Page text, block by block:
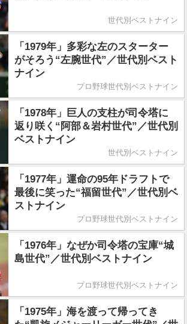
世代別ベストナイン
「1979年」多彩な左のスターター
がそろう“左腕世代”／世代別ベスト
ナイン
プロ野球世代別ベストナイン
「1978年」巨人の支柱が司令塔に
返り咲く“阿部＆岩村世代”／世代別
ベストナイン
世代別ベストナイン
「1977年」運命の95年ドラフトで
最後に笑った“福留世代”／世代別ベ
ストナイン
プロ野球世代別ベストナイン
「1976年」なぜか司令塔の宝庫“城
島世代”／世代別ベストナイン
プロ野球世代別ベストナイン
「1975年」海を渡って帰ってき